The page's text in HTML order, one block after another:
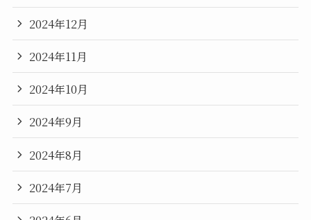
2024年12月
2024年11月
2024年10月
2024年9月
2024年8月
2024年7月